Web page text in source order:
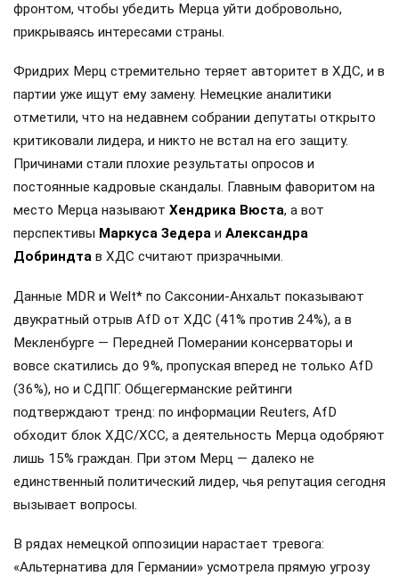
фронтом, чтобы убедить Мерца уйти добровольно,
прикрываясь интересами страны.
Фридрих Мерц стремительно теряет авторитет в ХДС, и в
партии уже ищут ему замену. Немецкие аналитики
отметили, что на недавнем собрании депутаты открыто
критиковали лидера, и никто не встал на его защиту.
Причинами стали плохие результаты опросов и
постоянные кадровые скандалы. Главным фаворитом на
место Мерца называют Хендрика Вюста, а вот
перспективы Маркуса Зедера и Александра
Добриндта в ХДС считают призрачными.
Данные MDR и Welt* по Саксонии-Анхальт показывают
двукратный отрыв AfD от ХДС (41% против 24%), а в
Мекленбурге — Передней Померании консерваторы и
вовсе скатились до 9%, пропуская вперед не только AfD
(36%), но и СДПГ. Общегерманские рейтинги
подтверждают тренд: по информации Reuters, AfD
обходит блок ХДС/ХСС, а деятельность Мерца одобряют
лишь 15% граждан. При этом Мерц — далеко не
единственный политический лидер, чья репутация сегодня
вызывает вопросы.
В рядах немецкой оппозиции нарастает тревога:
«Альтернатива для Германии» усмотрела прямую угрозу